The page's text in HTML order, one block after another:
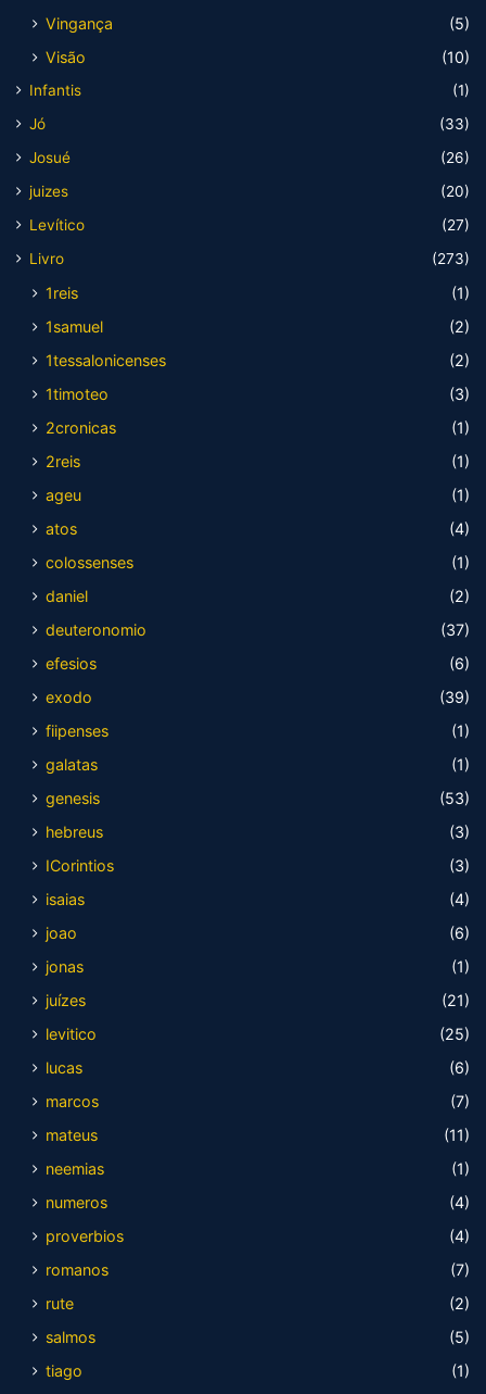
Vingança
(5)
Visão
(10)
Infantis
(1)
Jó
(33)
Josué
(26)
juizes
(20)
Levítico
(27)
Livro
(273)
1reis
(1)
1samuel
(2)
1tessalonicenses
(2)
1timoteo
(3)
2cronicas
(1)
2reis
(1)
ageu
(1)
atos
(4)
colossenses
(1)
daniel
(2)
deuteronomio
(37)
efesios
(6)
exodo
(39)
fiipenses
(1)
galatas
(1)
genesis
(53)
hebreus
(3)
ICorintios
(3)
isaias
(4)
joao
(6)
jonas
(1)
juízes
(21)
levitico
(25)
lucas
(6)
marcos
(7)
mateus
(11)
neemias
(1)
numeros
(4)
proverbios
(4)
romanos
(7)
rute
(2)
salmos
(5)
tiago
(1)